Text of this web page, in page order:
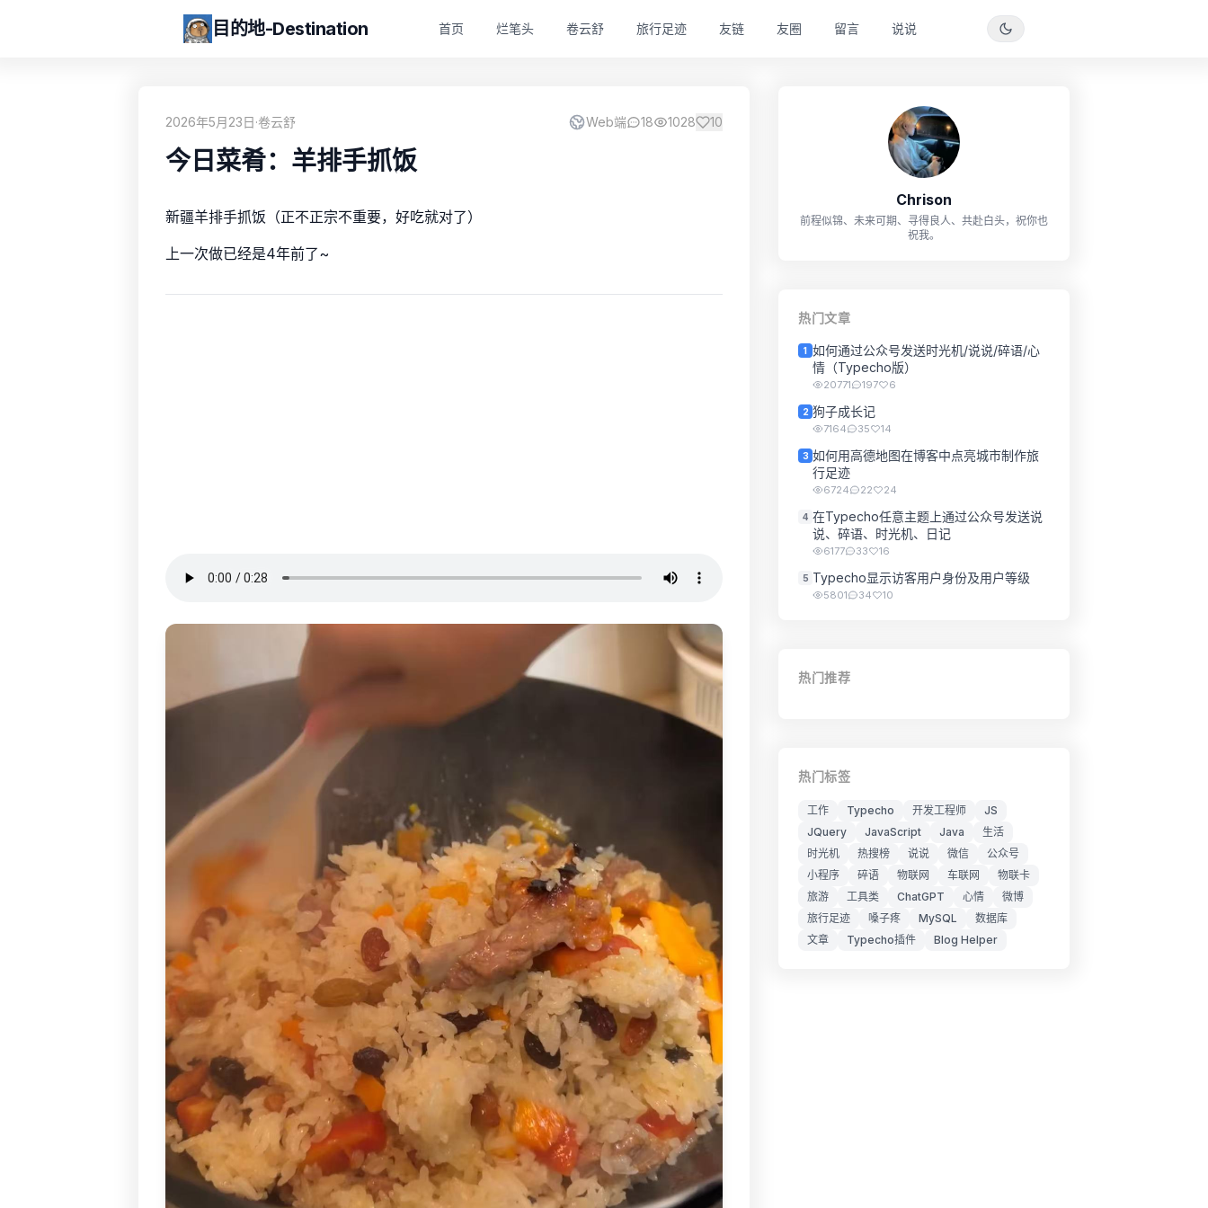
目的地-Destination 首页 烂笔头 卷云舒 旅行足迹 友链 友圈 留言 说说
2026年5月23日·卷云舒 Web端 18 1028 10
今日菜肴：羊排手抓饭
新疆羊排手抓饭（正不正宗不重要，好吃就对了）
上一次做已经是4年前了~
Chrison
前程似锦、未来可期、寻得良人、共赴白头，祝你也
祝我。
热门文章
1 如何通过公众号发送时光机/说说/碎语/心
情（Typecho版）
20771 197 6
2 狗子成长记
7164 35 14
3 如何用高德地图在博客中点亮城市制作旅
行足迹
6724 22 24
4 在Typecho任意主题上通过公众号发送说
说、碎语、时光机、日记
6177 33 16
5 Typecho显示访客用户身份及用户等级
5801 34 10
热门推荐
热门标签
工作 Typecho 开发工程师
JS
JQuery
JavaScript Java
生活
时光机
热搜榜 说说 微信
公众号
小程序
碎语 物联网 车联网
物联卡
旅游
工具类 ChatGPT 心情
微博
旅行足迹
嗓子疼 MySQL
数据库
文章
Typecho插件 Blog Helper